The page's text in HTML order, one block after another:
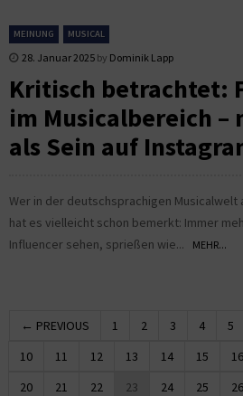
MEINUNG MUSICAL
28. Januar 2025 by Dominik Lapp
Kritisch betrachtet:
im Musicalbereich –
als Sein auf
Wer in der deutschsprachigen
hat es vielleicht schon bemerkt: Immer
Influencer sehen, sprießen wie...
MEHR...
← PREVIOUS 1 2 3 4 5
10
11 12 13 14 15 16
20
21 22 23 24 25 26